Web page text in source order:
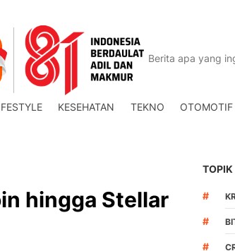
KESEHATAN TEKNO OTOMOTIF
hingga Stellar
TOPIK
#
#
#